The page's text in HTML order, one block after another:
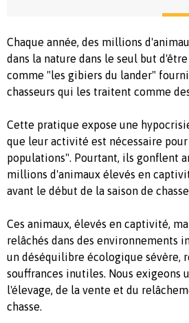
Chaque année, des millions
dans la nature dans le seul but
comme "les gibiers du lander"
chasseurs qui les traitent comme
Cette pratique expose une
que leur activité est nécessaire
populations". Pourtant, ils gonflent
millions d'animaux élevés en
avant le début de la saison de chasse.
Ces animaux, élevés en captivité,
relâchés dans des environnements
un déséquilibre écologique sévère,
souffrances inutiles. Nous
l'élevage, de la vente et du
chasse.